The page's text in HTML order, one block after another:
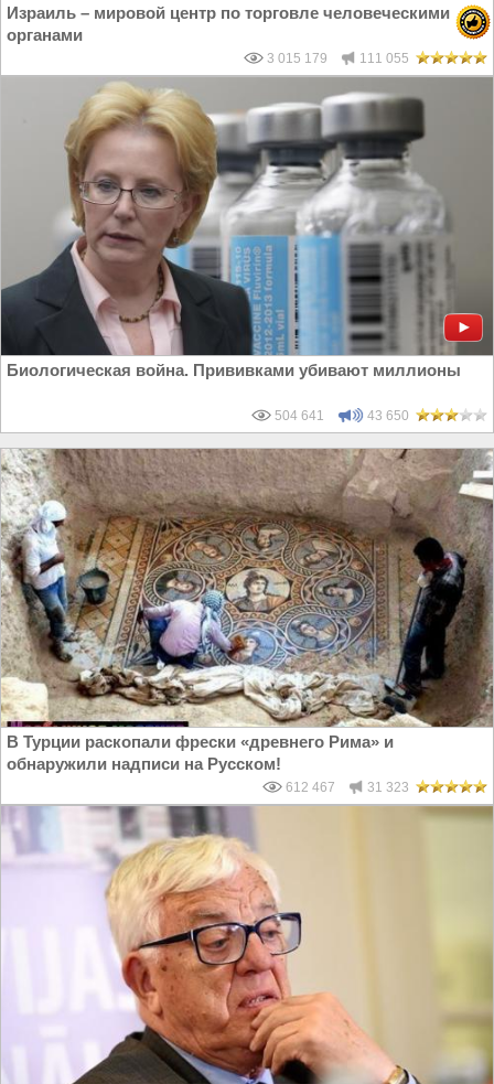
Израиль – мировой центр по торговле человеческими
органами
3 015 179 111 055
Биологическая война. Прививками убивают миллионы
504 641 43 650
В Турции раскопали фрески «древнего Рима» и
обнаружили надписи на Русском!
612 467 31 323